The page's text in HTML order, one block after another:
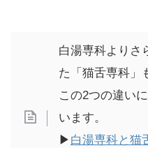
白湯専科よりさ
た「猫舌専科」
この2つの違い
います。
▶ 白湯専科と猫